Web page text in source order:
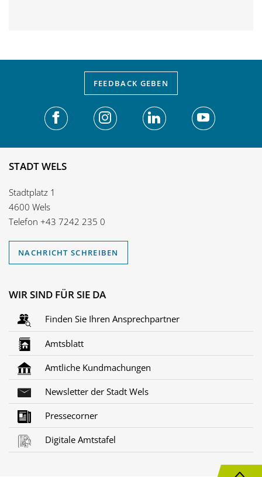
FEEDBACK GEBEN
STADT WELS
Stadtplatz 1
4600 Wels
Telefon +43 7242 235 0
NACHRICHT SCHREIBEN
WIR SIND FÜR SIE DA
Finden Sie Ihren Ansprechpartner
Amtsblatt
Amtliche Kundmachungen
Newsletter der Stadt Wels
Pressecorner
Digitale Amtstafel